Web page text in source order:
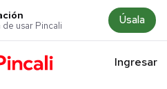
usar Pincali Úsala
Ingresar